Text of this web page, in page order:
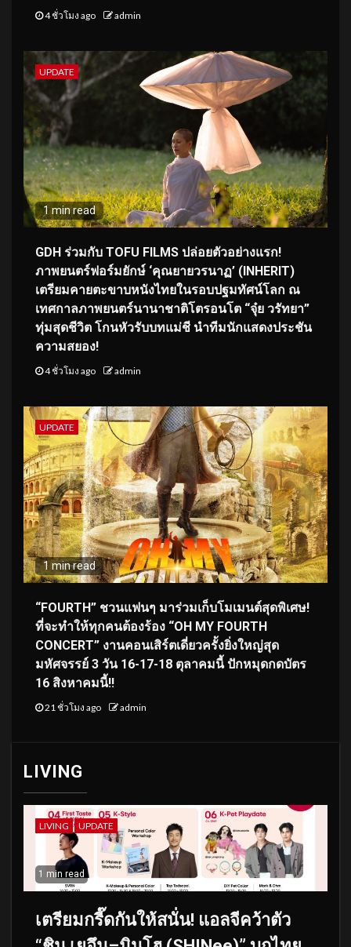
4 ชั่วโมง ago admin
UPDATE
1 min read
GDH ร่วมกับ TOFU FILMS ปล่อยตัวอย่างแรก!
ภาพยนตร์ฟอร์มยักษ์ ‘คุณยายวรนาฏ’ (INHERIT)
เตรียมคายตะขาบหนังไทยในรอบปฐมทัศน์โลก ณ
เทศกาลภาพยนตร์นานาชาติโตรอนโต “จุ๋ย วรัทยา”
ทุ่มสุดชีวิต โกนหัวรับบทแม่ชี นำทีมนักแสดงประชัน
ความสยอง!
4 ชั่วโมง ago admin
UPDATE
1 min read
“FOURTH” ชวนแฟนๆ มาร่วมเก็บโมเมนต์สุดพิเศษ!
ที่จะทำให้ทุกคนต้องร้อง “OH MY FOURTH
CONCERT” งานคอนเสิร์ตเดี่ยวครั้งยิ่งใหญ่สุด
มหัศจรรย์ 3 วัน 16-17-18 ตุลาคมนี้ ปักหมุดกดบัตร
16 สิงหาคมนี้!!
21 ชั่วโมง ago admin
LIVING
LIVING UPDATE
1 min read
เตรียมกรี๊ดกันให้สนั่น! แอลจีคว้าตัว